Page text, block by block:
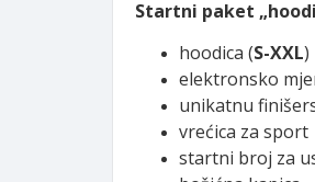
Startni paket
hoodica (S-XXL)
elektronsko
unikatnu
vrećica za sport
startni broj za